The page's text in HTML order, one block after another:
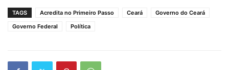
TAGS Acredita no Primeiro Passo Ceará
Governo do Ceará
Governo Federal
Política